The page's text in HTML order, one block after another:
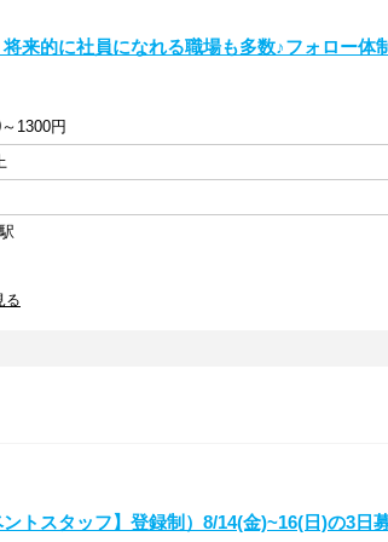
将来的に社員になれる職場も多数♪フォロー体
1300円
る
ントスタッフ】登録制）8/14(金)~16(日)の3